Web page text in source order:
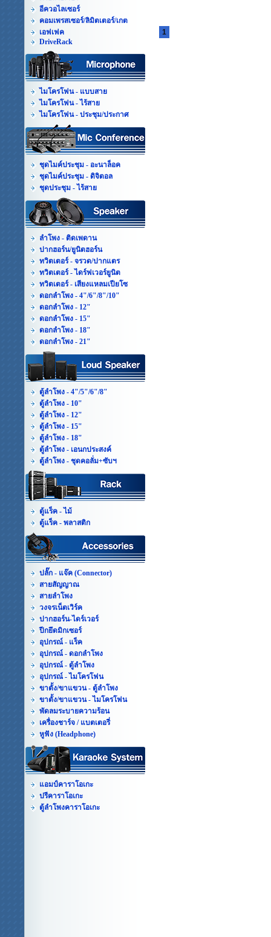
อีควอไลเซอร์
คอมเพรสเซอร์/ลิมิตเตอร์/เกต
เอฟเฟค
DriveRack
ไมโครโฟน - แบบสาย
ไมโครโฟน - ไร้สาย
ไมโครโฟน - ประชุม/ประกาศ
ชุดไมค์ประชุม - อะนาล็อค
ชุดไมค์ประชุม - ดิจิตอล
ชุดประชุม - ไร้สาย
ลำโพง - ติดเพดาน
ปากฮอร์น/ยูนิตฮอร์น
ทวิตเตอร์ - จรวด/ปากแตร
ทวิตเตอร์ - ไดร์ฟเวอร์ยูนิต
ทวิตเตอร์ - เสียงแหลมเปียโซ
ดอกลำโพง - 4"/6"/8"/10"
ดอกลำโพง - 12"
ดอกลำโพง - 15"
ดอกลำโพง - 18"
ดอกลำโพง - 21"
ตู้ลำโพง - 4"/5"/6"/8"
ตู้ลำโพง - 10"
ตู้ลำโพง - 12"
ตู้ลำโพง - 15"
ตู้ลำโพง - 18"
ตู้ลำโพง - เอนกประสงค์
ตู้ลำโพง - ชุดคอลั่ม+ซับฯ
ตู้แร็ค - ไม้
ตู้แร็ค - พลาสติก
ปลั๊ก - แจ๊ค (Connector)
สายสัญญาณ
สายลำโพง
วงจรเน็ตเวิร์ค
ปากฮอร์น-ไดร์เวอร์
ปีกยึดมิกเซอร์
อุปกรณ์ - แร็ค
อุปกรณ์ - ดอกลำโพง
อุปกรณ์ - ตู้ลำโพง
อุปกรณ์ - ไมโครโฟน
ขาตั้ง/ขาแขวน - ตู้ลำโพง
ขาตั้ง/ขาแขวน - ไมโครโฟน
พัดลมระบายความร้อน
เครื่องชาร์จ / แบตเตอรี่
หูฟัง (Headphone)
แอมป์คาราโอเกะ
ปรีคาราโอเกะ
ตู้ลำโพงคาราโอเกะ
1